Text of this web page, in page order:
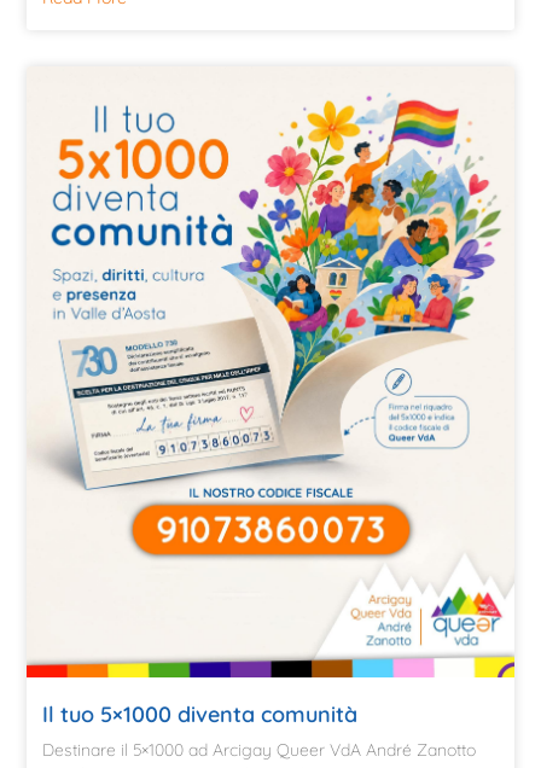
Il tuo 5×1000 diventa comunità
Destinare il 5×1000 ad Arcigay Queer VdA André Zanotto